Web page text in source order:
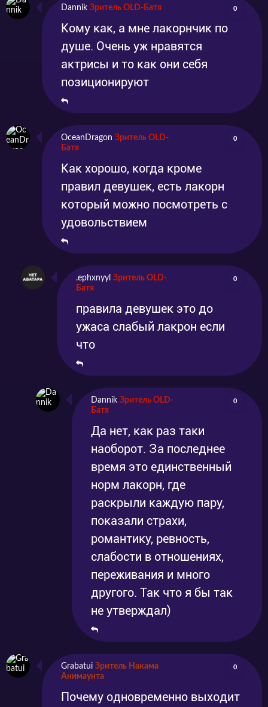
Dannik Зритель OLD-Батя 0
Кому как, а мне лакорнчик по
душе. Очень уж нравятся
актрисы и то как они себя
позиционируют
OceanDragon Зритель OLD-
Батя
0
Как хорошо, когда кроме
правил девушек, есть лакорн
который можно посмотреть с
удовольствием
.ephxnyyl Зритель OLD-
Батя
0
правила девушек это до
ужаса слабый лакрон если
что
Dannik Зритель OLD-
Батя
0
Да нет, как раз таки
наоборот. За последнее
время это единственный
норм лакорн, где
раскрыли каждую пару,
показали страхи,
романтику, ревность,
слабости в отношениях,
переживания и много
другого. Так что я бы так
не утверждал)
Grabatui Зритель Накама
Анимаунта
0
Почему одновременно выходит